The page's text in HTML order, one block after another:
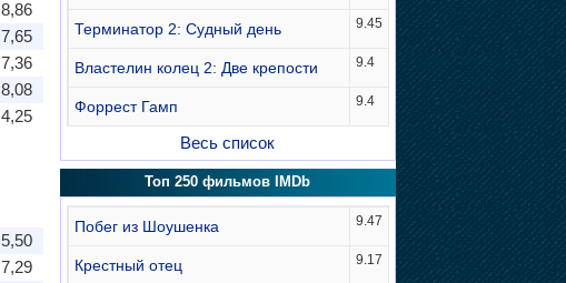
8,86
7,65
7,36
8,08
4,25
5,50
7,29
Терминатор 2: Судный день 9.45
Властелин колец 2: Две крепости 9.4
Форрест Гамп 9.4
Весь список
Топ 250 фильмов IMDb
Побег из Шоушенка 9.47
Крестный отец 9.17